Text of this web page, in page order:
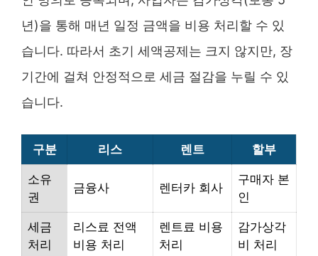
년)을 통해 매년 일정 금액을 비용 처리할 수 있
습니다. 따라서 초기 세액공제는 크지 않지만, 장
기간에 걸쳐 안정적으로 세금 절감을 누릴 수 있
습니다.
구분 리스 렌트 할부
소유
권
금융사 렌터카 회사
구매자 본
인
세금
처리
리스료 전액
비용 처리
렌트료 비용
처리
감가상각
비 처리